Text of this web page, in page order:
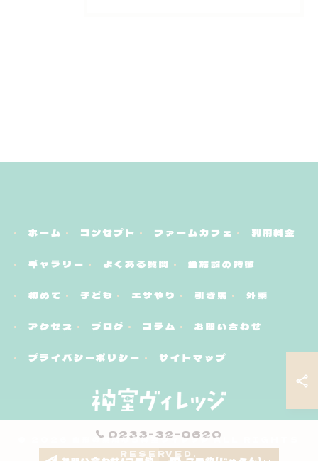
0233-32-0620
ホーム コンセプト ファームカフェ 利用料金
ギャラリー よくある質問 当施設の特徴
初めて 子ども エサやり 引き馬 外乗
アクセス ブログ コラム お問い合わせ
プライバシーポリシー サイトマップ
© 2026 山形の乗馬なら神室ヴィレッジ ALL RIGHTS
RESERVED.